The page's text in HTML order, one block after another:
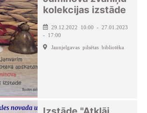
kolekcijas izstāde
29.12.2022 10:00 - 27.01.2023
- 17:00
Jaunjelgavas pilsētas bibliotēka